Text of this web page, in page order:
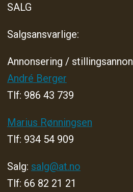
SALG
Salgsansvarlige:
Annonsering /
André Berger
Tlf: 986 43 739
Marius Rønningsen
Tlf: 934 54 909
Salg: salg@at.no
Tlf: 66 82 21 21